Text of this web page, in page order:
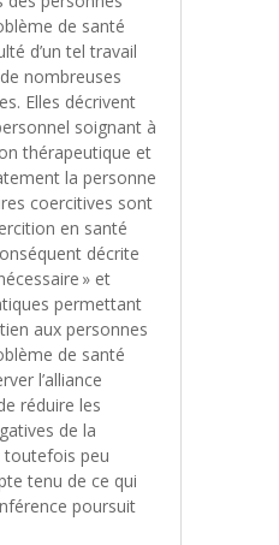
de santé
d’un tel travail
nombreuses
Elles décrivent
soignant à
thérapeutique et
la personne
coercitives sont
en santé
décrite
» et
permettant
aux personnes
de santé
l’alliance
réduire les
de la
peu
tenu de ce qui
poursuit